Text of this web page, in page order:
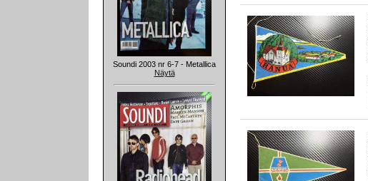
Soundi 2003 nr 6-7 - Metallica
Näytä